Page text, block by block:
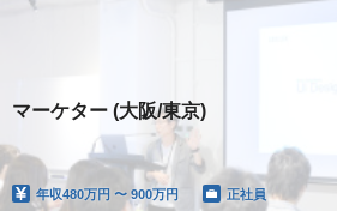
マーケター (大阪/東京)
年収480万円 〜 900万円 正社員